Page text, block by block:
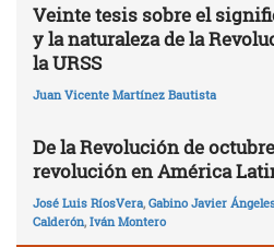
Veinte tesis sobre el
y la naturaleza de la
la URSS
Juan Vicente Martínez Bautista
De la Revolución de
revolución en América
José Luis RíosVera, Gabino Javier
Calderón, Iván Montero